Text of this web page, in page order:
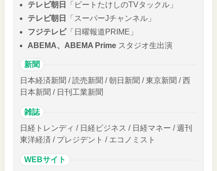
テレビ朝日
「ビートたけしのTVタックル」
テレビ朝日
「スーパーJチャンネル」
フジテレビ「日曜報道PRIME」
ABEMA、ABEMA Prime スタジオ生出演
新聞
日本経済新聞 / 読売新聞 / 朝日新聞 / 東京新聞 / 西
日本新聞 / 日刊工業新聞
雑誌
日経トレンディ / 日経ビジネス / 日経マネー / 週刊
東洋経済 / プレジデント / エコノミスト
WEBサイト